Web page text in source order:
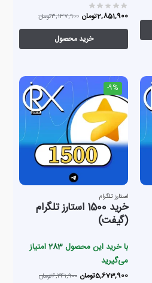
3,137,900تومان 2,851,900تومان
خرید محصول
-9%
استارز تلگرام
خرید 1500 استارز تلگرام
(گیفت)
با خرید این محصول283امتیاز
می‌گیرید
6,241,900تومان 5,673,900تومان